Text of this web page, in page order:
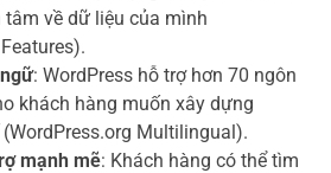
tâm về dữ liệu của mình
: WordPress hỗ trợ hơn 70 ngôn
khách hàng muốn xây dựng
Multilingual).
mạnh mẽ: Khách hàng có thể tìm